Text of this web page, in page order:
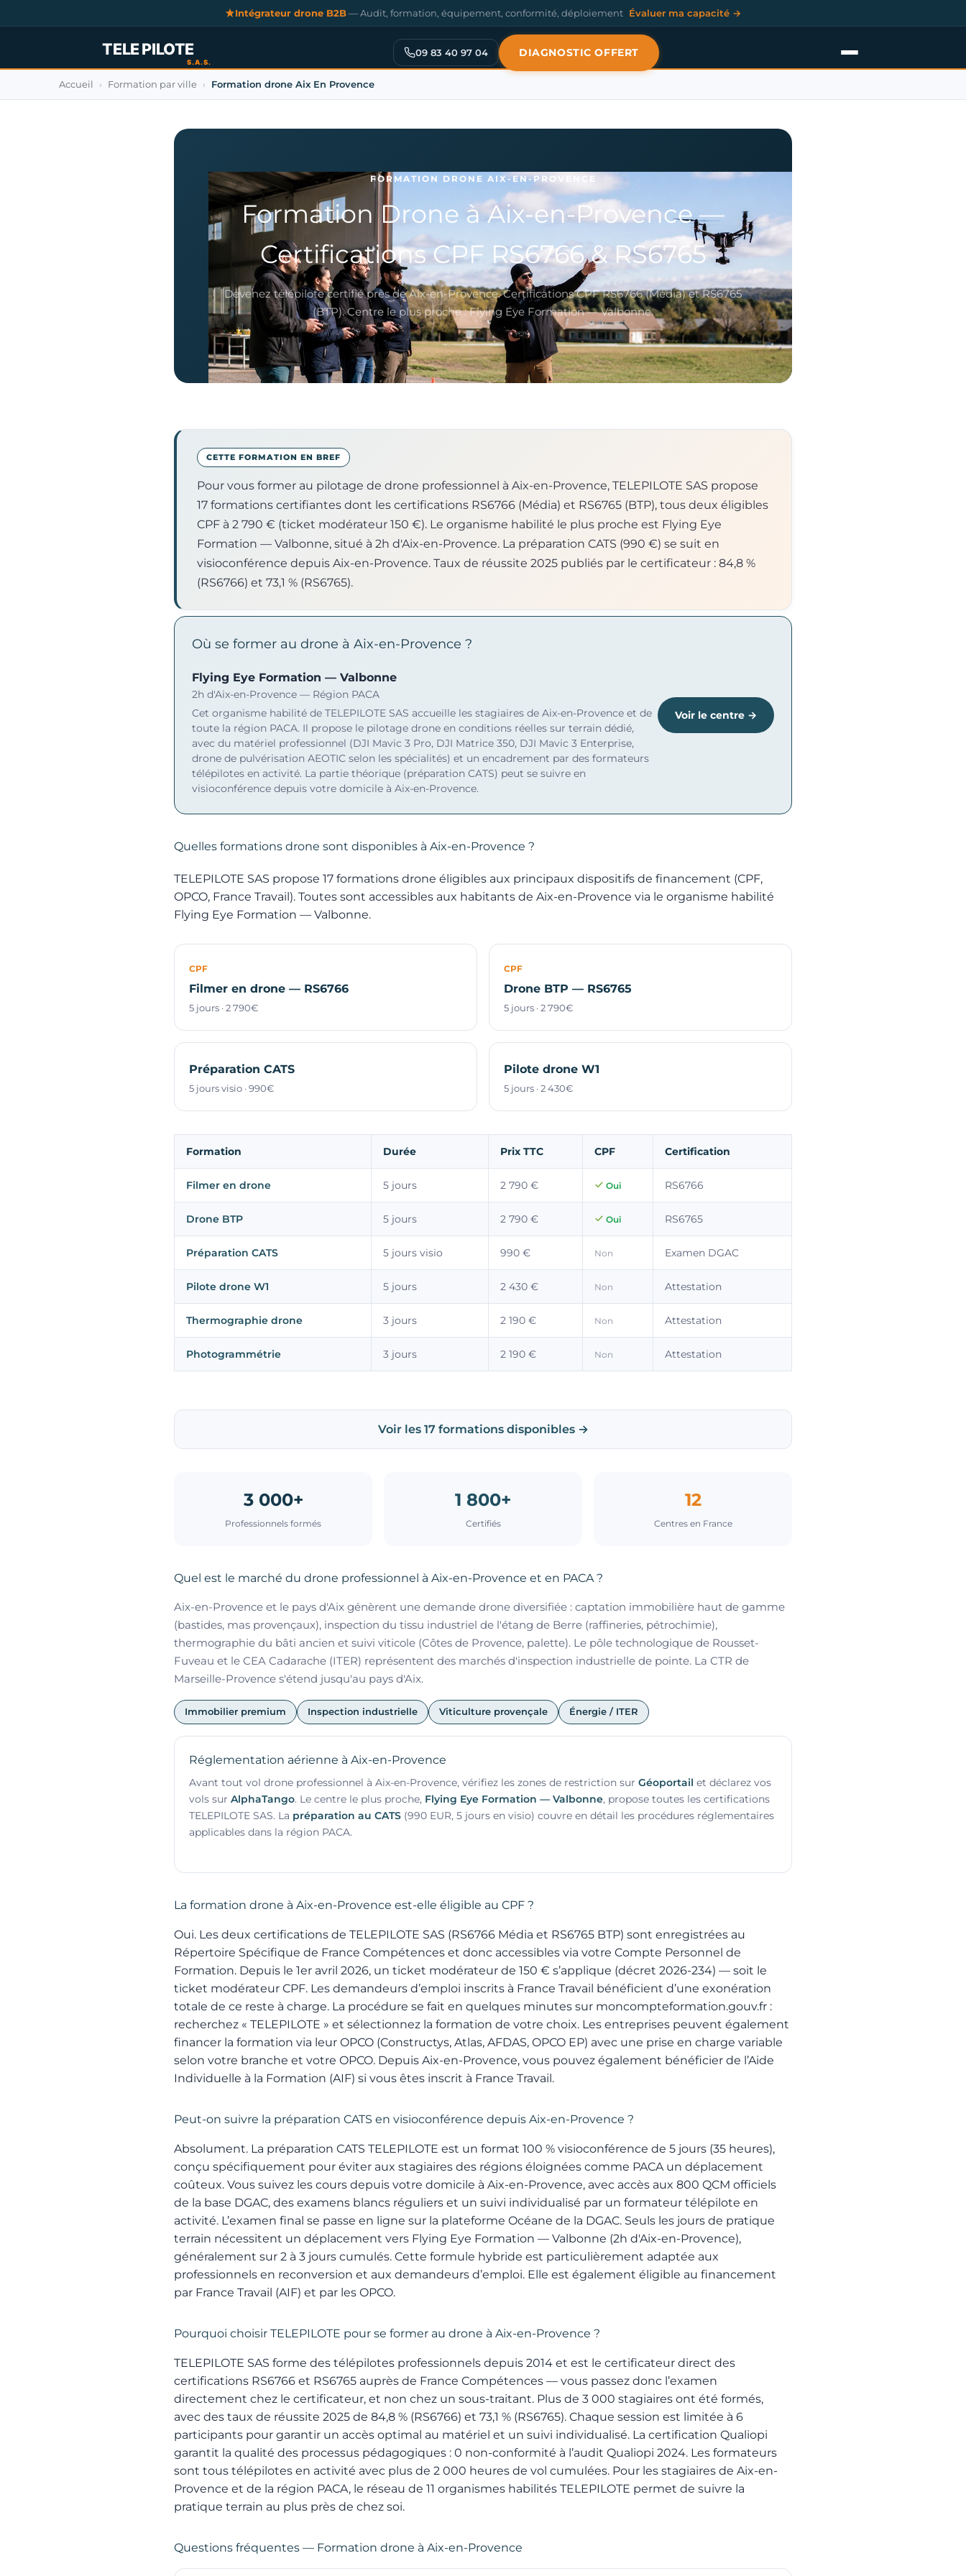
Intégrateur drone B2B— Audit, formation, équipement, conformité, déploiement Évaluer ma capacité →
09 83 40 97 04 DIAGNOSTIC OFFERT
Accueil › Formation par ville › Formation drone Aix En Provence
FORMATION DRONE AIX-EN-PROVENCE
Formation Drone à Aix-en-Provence —
Certifications CPF RS6766 & RS6765
Devenez télépilote certifié près de Aix-en-Provence. Certifications CPF RS6766 (Média) et RS6765
(BTP). Centre le plus proche : Flying Eye Formation — Valbonne.
CETTE FORMATION EN BREF
Pour vous former au pilotage de drone professionnel à Aix-en-Provence, TELEPILOTE SAS propose
17 formations certifiantes dont les certifications RS6766 (Média) et RS6765 (BTP), tous deux éligibles
CPF à 2 790 € (ticket modérateur 150 €). Le organisme habilité le plus proche est Flying Eye
Formation — Valbonne, situé à 2h d'Aix-en-Provence. La préparation CATS (990 €) se suit en
visioconférence depuis Aix-en-Provence. Taux de réussite 2025 publiés par le certificateur : 84,8 %
(RS6766) et 73,1 % (RS6765).
Où se former au drone à Aix-en-Provence ?
Flying Eye Formation — Valbonne
2h d'Aix-en-Provence — Région PACA
Cet organisme habilité de TELEPILOTE SAS accueille les stagiaires de Aix-en-Provence et de
toute la région PACA. Il propose le pilotage drone en conditions réelles sur terrain dédié,
avec du matériel professionnel (DJI Mavic 3 Pro, DJI Matrice 350, DJI Mavic 3 Enterprise,
drone de pulvérisation AEOTIC selon les spécialités) et un encadrement par des formateurs
télépilotes en activité. La partie théorique (préparation CATS) peut se suivre en
visioconférence depuis votre domicile à Aix-en-Provence.
Voir le centre →
Quelles formations drone sont disponibles à Aix-en-Provence ?
TELEPILOTE SAS propose 17 formations drone éligibles aux principaux dispositifs de financement (CPF,
OPCO, France Travail). Toutes sont accessibles aux habitants de Aix-en-Provence via le organisme habilité
Flying Eye Formation — Valbonne.
CPF
Filmer en drone — RS6766
5 jours · 2 790€
CPF
Drone BTP — RS6765
5 jours · 2 790€
Préparation CATS
5 jours visio · 990€
Pilote drone W1
5 jours · 2 430€
Formation Durée Prix TTC CPF Certification
Filmer en drone 5 jours 2 790 € Oui RS6766
Drone BTP 5 jours 2 790 € Oui RS6765
Préparation CATS 5 jours visio 990 € Non Examen DGAC
Pilote drone W1 5 jours 2 430 € Non Attestation
Thermographie drone 3 jours 2 190 € Non Attestation
Photogrammétrie 3 jours 2 190 € Non Attestation
Voir les 17 formations disponibles →
3 000+
Professionnels formés
1 800+
Certifiés
12
Centres en France
Quel est le marché du drone professionnel à Aix-en-Provence et en PACA ?
Aix-en-Provence et le pays d'Aix génèrent une demande drone diversifiée : captation immobilière haut de gamme
(bastides, mas provençaux), inspection du tissu industriel de l'étang de Berre (raffineries, pétrochimie),
thermographie du bâti ancien et suivi viticole (Côtes de Provence, palette). Le pôle technologique de Rousset-
Fuveau et le CEA Cadarache (ITER) représentent des marchés d'inspection industrielle de pointe. La CTR de
Marseille-Provence s'étend jusqu'au pays d'Aix.
Immobilier premium Inspection industrielle Viticulture provençale Énergie / ITER
Réglementation aérienne à Aix-en-Provence
Avant tout vol drone professionnel à Aix-en-Provence, vérifiez les zones de restriction sur Géoportail et déclarez vos
vols sur AlphaTango. Le centre le plus proche, Flying Eye Formation — Valbonne, propose toutes les certifications
TELEPILOTE SAS. La préparation au CATS (990 EUR, 5 jours en visio) couvre en détail les procédures réglementaires
applicables dans la région PACA.
La formation drone à Aix-en-Provence est-elle éligible au CPF ?
Oui. Les deux certifications de TELEPILOTE SAS (RS6766 Média et RS6765 BTP) sont enregistrées au
Répertoire Spécifique de France Compétences et donc accessibles via votre Compte Personnel de
Formation. Depuis le 1er avril 2026, un ticket modérateur de 150 € s’applique (décret 2026-234) — soit le
ticket modérateur CPF. Les demandeurs d’emploi inscrits à France Travail bénéficient d’une exonération
totale de ce reste à charge. La procédure se fait en quelques minutes sur moncompteformation.gouv.fr :
recherchez « TELEPILOTE » et sélectionnez la formation de votre choix. Les entreprises peuvent également
financer la formation via leur OPCO (Constructys, Atlas, AFDAS, OPCO EP) avec une prise en charge variable
selon votre branche et votre OPCO. Depuis Aix-en-Provence, vous pouvez également bénéficier de l’Aide
Individuelle à la Formation (AIF) si vous êtes inscrit à France Travail.
Peut-on suivre la préparation CATS en visioconférence depuis Aix-en-Provence ?
Absolument. La préparation CATS TELEPILOTE est un format 100 % visioconférence de 5 jours (35 heures),
conçu spécifiquement pour éviter aux stagiaires des régions éloignées comme PACA un déplacement
coûteux. Vous suivez les cours depuis votre domicile à Aix-en-Provence, avec accès aux 800 QCM officiels
de la base DGAC, des examens blancs réguliers et un suivi individualisé par un formateur télépilote en
activité. L’examen final se passe en ligne sur la plateforme Océane de la DGAC. Seuls les jours de pratique
terrain nécessitent un déplacement vers Flying Eye Formation — Valbonne (2h d'Aix-en-Provence),
généralement sur 2 à 3 jours cumulés. Cette formule hybride est particulièrement adaptée aux
professionnels en reconversion et aux demandeurs d’emploi. Elle est également éligible au financement
par France Travail (AIF) et par les OPCO.
Pourquoi choisir TELEPILOTE pour se former au drone à Aix-en-Provence ?
TELEPILOTE SAS forme des télépilotes professionnels depuis 2014 et est le certificateur direct des
certifications RS6766 et RS6765 auprès de France Compétences — vous passez donc l’examen
directement chez le certificateur, et non chez un sous-traitant. Plus de 3 000 stagiaires ont été formés,
avec des taux de réussite 2025 de 84,8 % (RS6766) et 73,1 % (RS6765). Chaque session est limitée à 6
participants pour garantir un accès optimal au matériel et un suivi individualisé. La certification Qualiopi
garantit la qualité des processus pédagogiques : 0 non-conformité à l’audit Qualiopi 2024. Les formateurs
sont tous télépilotes en activité avec plus de 2 000 heures de vol cumulées. Pour les stagiaires de Aix-en-
Provence et de la région PACA, le réseau de 11 organismes habilités TELEPILOTE permet de suivre la
pratique terrain au plus près de chez soi.
Questions fréquentes — Formation drone à Aix-en-Provence